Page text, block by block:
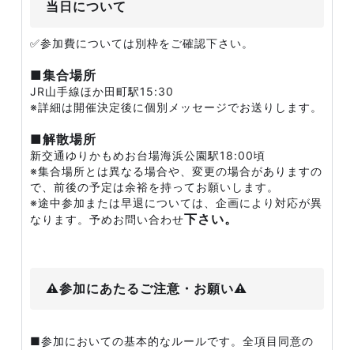
当日について
✅参加費については別枠をご確認下さい。
■集合場所
JR山手線ほか田町駅15:30
※詳細は開催決定後に個別メッセージでお送りします。
■解散場所
新交通ゆりかもめお台場海浜公園駅18:00頃
※集合場所とは異なる場合や、変更の場合がありますの
で、前後の予定は余裕を持ってお願いします。
※途中参加または早退については、企画により対応が異
なります。予めお問い合わせ下さい。
⚠️参加にあたるご注意・お願い⚠️
■参加においての基本的なルールです。全項目同意の